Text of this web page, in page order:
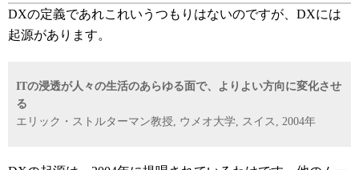
DXの定義であれこれいうつもりはないのですが、DXには
起源があります。
ITの浸透が人々の生活のあらゆる面で、よりよい方向に変化させ
る
エリック・ストルターマン教授, ウメオ大学, スイス, 2004年